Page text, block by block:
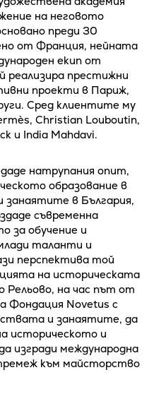
на неговото
преди 30
от Франция, нейната
екип от
реализира престижни
проекти в Париж,
Сред клиентите му
Christian Louboutin,
и India Mahdavi.
натрупания опит,
образование в
в България,
съвременна
за обучение и
таланти и
перспектива той
на историческата
Рельово, на час път от
Фондация Novetus с
и занаятите, да
историческото и
изгради международна
към майсторство